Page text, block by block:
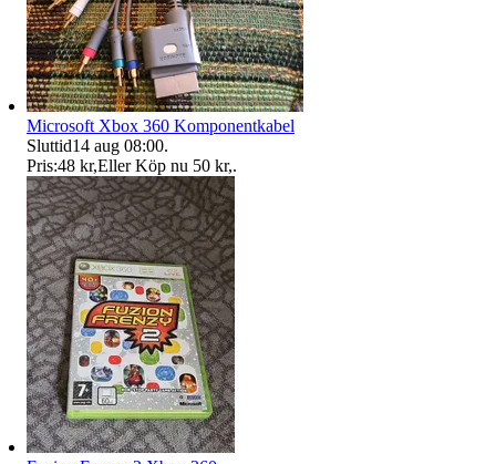
Microsoft Xbox 360 Komponentkabel
Sluttid14 aug 08:00.
Pris:48 kr,Eller Köp nu 50 kr,.